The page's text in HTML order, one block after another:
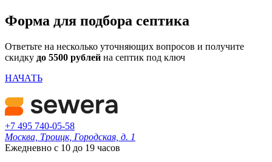
Форма для подбора септика
Ответьте на несколько уточняющих вопросов и получите
скидку до 5500 рублей на септик под ключ
НАЧАТЬ
+7 495 740-05-58
Москва, Троицк, Городская, д. 1
Ежедневно с 10 до 19 часов